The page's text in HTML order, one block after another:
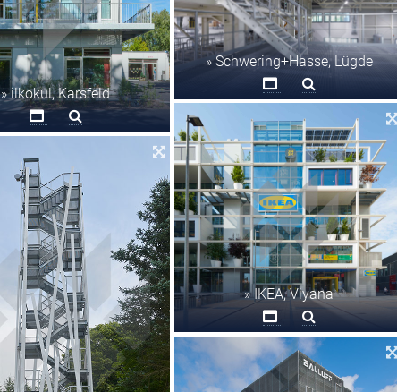
» ilkokul, Karsfeld
» Schwering+Hasse, Lügde
» IKEA, Viyana